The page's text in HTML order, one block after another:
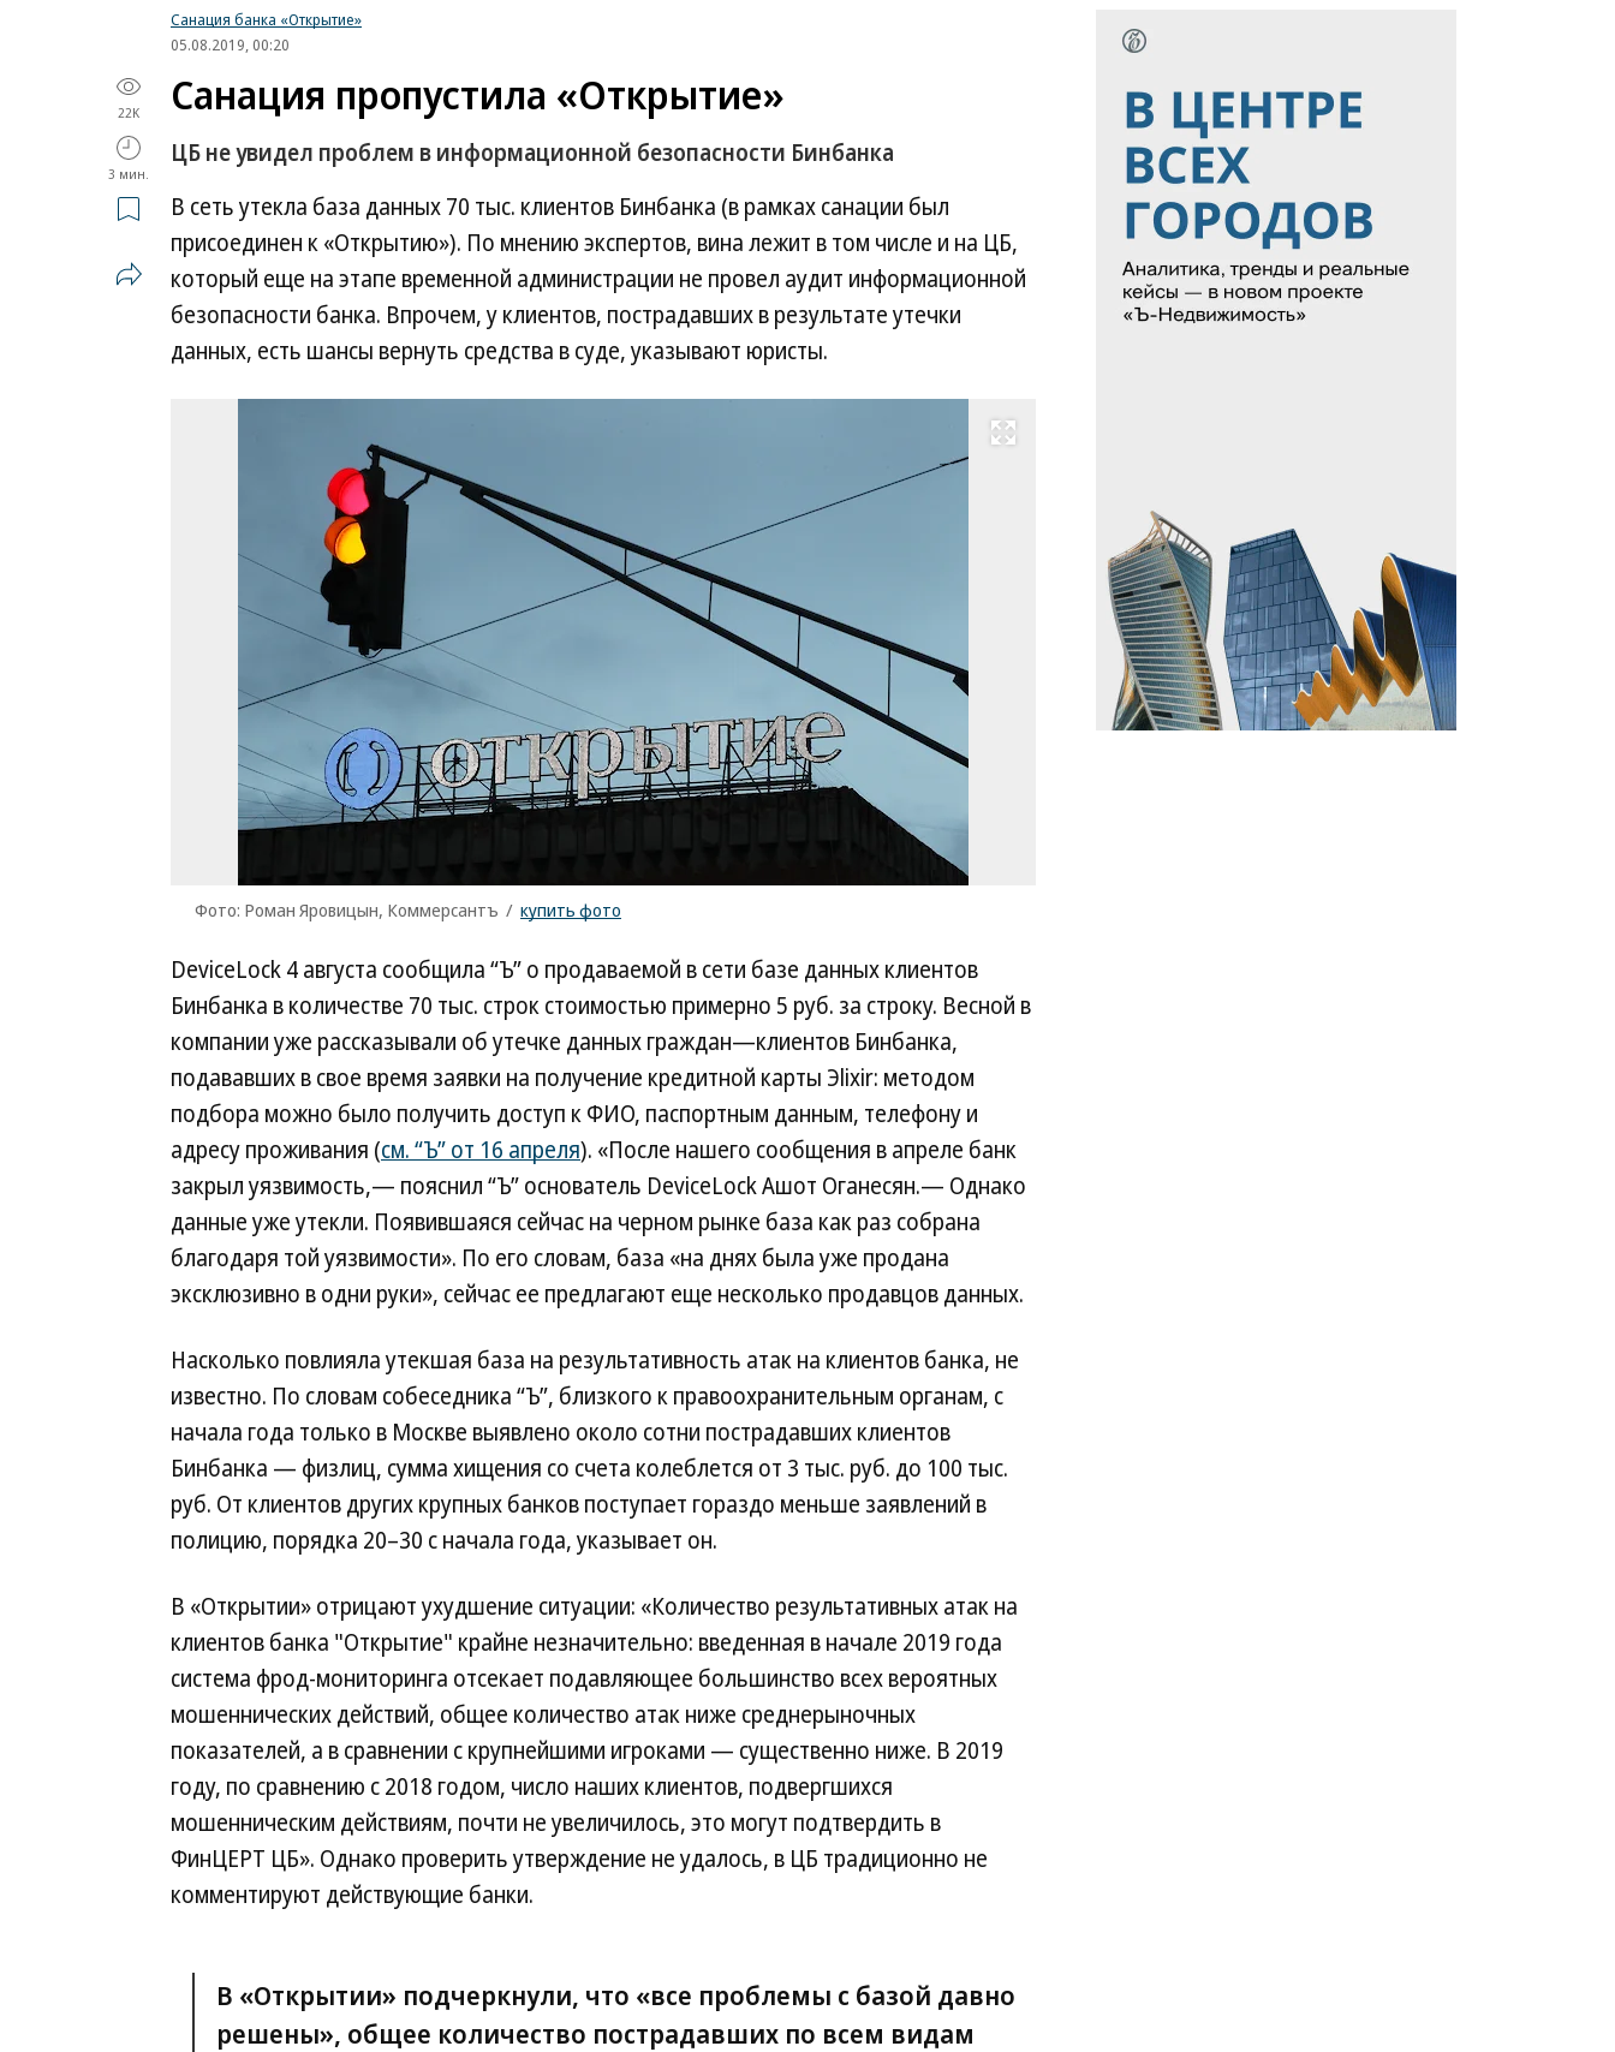
Санация банка «Открытие»
05.08.2019, 00:20
22K
3 мин.
Санация пропустила «Открытие»
ЦБ не увидел проблем в информационной безопасности Бинбанка
В сеть утекла база данных 70 тыс. клиентов Бинбанка (в рамках санации был
присоединен к «Открытию»). По мнению экспертов, вина лежит в том числе и на ЦБ,
который еще на этапе временной администрации не провел аудит информационной
безопасности банка. Впрочем, у клиентов, пострадавших в результате утечки
данных, есть шансы вернуть средства в суде, указывают юристы.
Развернуть на весь экран
Фото: Роман Яровицын, Коммерсантъ / купить фото
Яровицын,
Коммерсантъ
DeviceLock 4 августа сообщила “Ъ” о продаваемой в сети базе данных клиентов
Бинбанка в количестве 70 тыс. строк стоимостью примерно 5 руб. за строку. Весной в
компании уже рассказывали об утечке данных граждан—клиентов Бинбанка,
подававших в свое время заявки на получение кредитной карты Эlixir: методом
подбора можно было получить доступ к ФИО, паспортным данным, телефону и
адресу проживания (см. “Ъ” от 16 апреля). «После нашего сообщения в апреле банк
закрыл уязвимость,— пояснил “Ъ” основатель DeviceLock Ашот Оганесян.— Однако
данные уже утекли. Появившаяся сейчас на черном рынке база как раз собрана
благодаря той уязвимости». По его словам, база «на днях была уже продана
эксклюзивно в одни руки», сейчас ее предлагают еще несколько продавцов данных.
Насколько повлияла утекшая база на результативность атак на клиентов банка, не
известно. По словам собеседника “Ъ”, близкого к правоохранительным органам, с
начала года только в Москве выявлено около сотни пострадавших клиентов
Бинбанка — физлиц, сумма хищения со счета колеблется от 3 тыс. руб. до 100 тыс.
руб. От клиентов других крупных банков поступает гораздо меньше заявлений в
полицию, порядка 20–30 с начала года, указывает он.
В «Открытии» отрицают ухудшение ситуации: «Количество результативных атак на
клиентов банка "Открытие" крайне незначительно: введенная в начале 2019 года
система фрод-мониторинга отсекает подавляющее большинство всех вероятных
мошеннических действий, общее количество атак ниже среднерыночных
показателей, а в сравнении с крупнейшими игроками — существенно ниже. В 2019
году, по сравнению с 2018 годом, число наших клиентов, подвергшихся
мошенническим действиям, почти не увеличилось, это могут подтвердить в
ФинЦЕРТ ЦБ». Однако проверить утверждение не удалось, в ЦБ традиционно не
комментируют действующие банки.
В «Открытии» подчеркнули, что «все проблемы с базой давно
решены», общее количество пострадавших по всем видам